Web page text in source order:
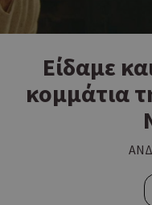
STORIES
Eίδαμε
κομμάτια